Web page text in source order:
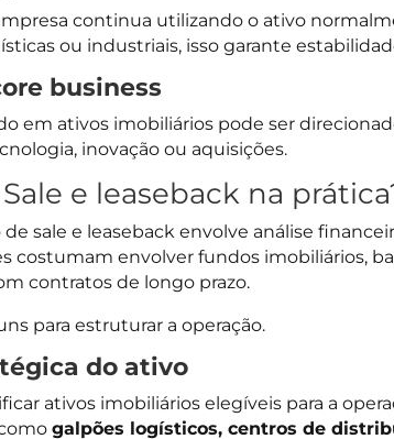
continua utilizando o ativo
ou industriais, isso garante
business
em ativos imobiliários pode ser
inovação ou aquisições.
e leaseback na
sale e leaseback envolve análise
costumam envolver fundos imobiliários,
contratos de longo prazo.
para estruturar a operação.
do ativo
ativos imobiliários elegíveis para a
galpões logísticos, centros de